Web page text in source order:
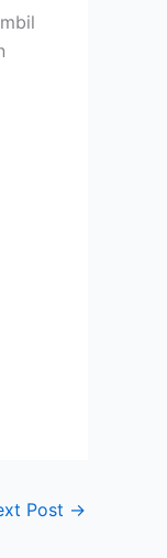
Post →